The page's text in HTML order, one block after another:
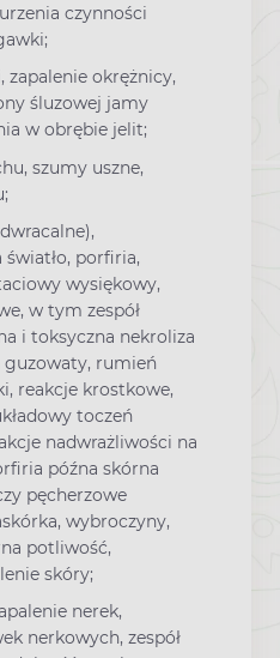
czynności
zapalenie okrężnicy,
śluzowej jamy
w obrębie jelit;
szumy uszne,
porfiria,
wysiękowy,
w tym zespół
i toksyczna nekroliza
guzowaty, rumień
reakcje krostkowe,
toczeń
nadwrażliwości na
późna skórna
pęcherzowe
wybroczyny,
potliwość,
skóry;
nerek,
nerkowych, zespół